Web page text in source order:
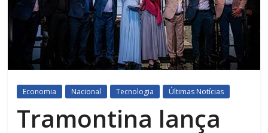
Economia Nacional Tecnologia Últimas Notícias
Tramontina lança